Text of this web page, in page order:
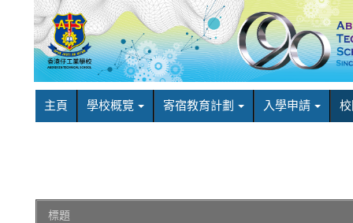
主頁 學校概覽 寄宿教育計劃 入學申請
標題